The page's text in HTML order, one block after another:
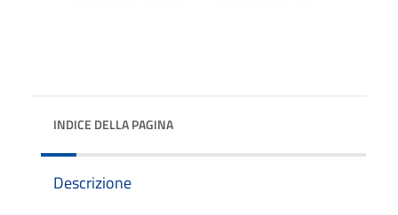
INDICE DELLA PAGINA
Descrizione